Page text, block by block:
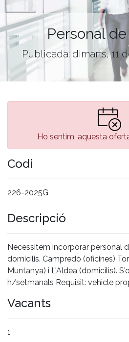
Personal
Publicada: dimarts, 11
Ho sentim, aquesta
Codi
226-2025G
Descripció
Necessitem incorporar personal
domicilis. Campredó (oficines)
Muntanya) i L'Aldea (domicilis).
h/setmanals Requisit: vehicle
Vacants
1